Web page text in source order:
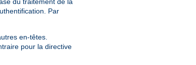
Par
en-têtes.
pour la directive